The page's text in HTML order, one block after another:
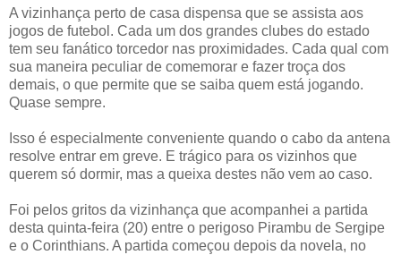
A vizinhança perto de casa dispensa que se assista aos
jogos de futebol. Cada um dos grandes clubes do estado
tem seu fanático torcedor nas proximidades. Cada qual com
sua maneira peculiar de comemorar e fazer troça dos
demais, o que permite que se saiba quem está jogando.
Quase sempre.
Isso é especialmente conveniente quando o cabo da antena
resolve entrar em greve. E trágico para os vizinhos que
querem só dormir, mas a queixa destes não vem ao caso.
Foi pelos gritos da vizinhança que acompanhei a partida
desta quinta-feira (20) entre o perigoso Pirambu de Sergipe
e o Corinthians. A partida começou depois da novela, no